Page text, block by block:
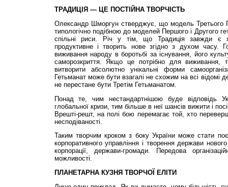
ТРАДИЦІЯ — ЦЕ ПОСТІЙНА ТВОРЧІСТЬ
Олександр Шморгун стверджує, що модель Третього
типологічно подібною до моделей Першого і Другого
спільні риси. Річ у тім, що Традиція завжди є
продуктивне і творить нове згідно з духом часу.
виживання народу в боротьбі за існування, його
саморозкриття. Якщо це потрібно для виживання,
витворити абсолютно унікальні форми
Гетьманат може бути взагалі не схожим на всі відомі
не перестане бути Третім Гетьманатом.
Понад те, чим нестандартнішою буде відповідь
глобальної кризи, тим більше в неї шансів вижити і
Врешті-решт, на полі бою перемагає той, хто
несподіваності.
Таким творчим кроком з боку України може стати
корпоративного управління і творення держави
корпорації, держави-громади. Передова
можливості.
ПЛАНЕТАРНА КУЗНЯ ТВОРЧОЇ ЕЛІТИ